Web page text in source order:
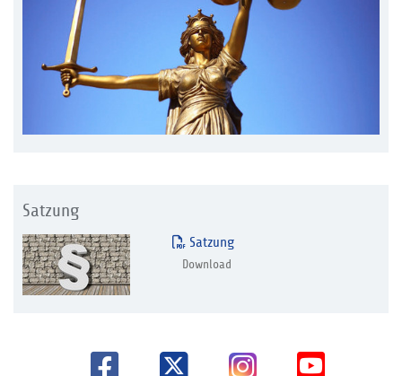
Satzung
Satzung
Download